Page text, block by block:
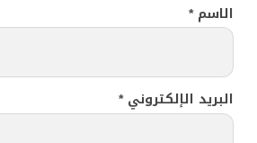
الاسم*
البريد الإلكتروني*